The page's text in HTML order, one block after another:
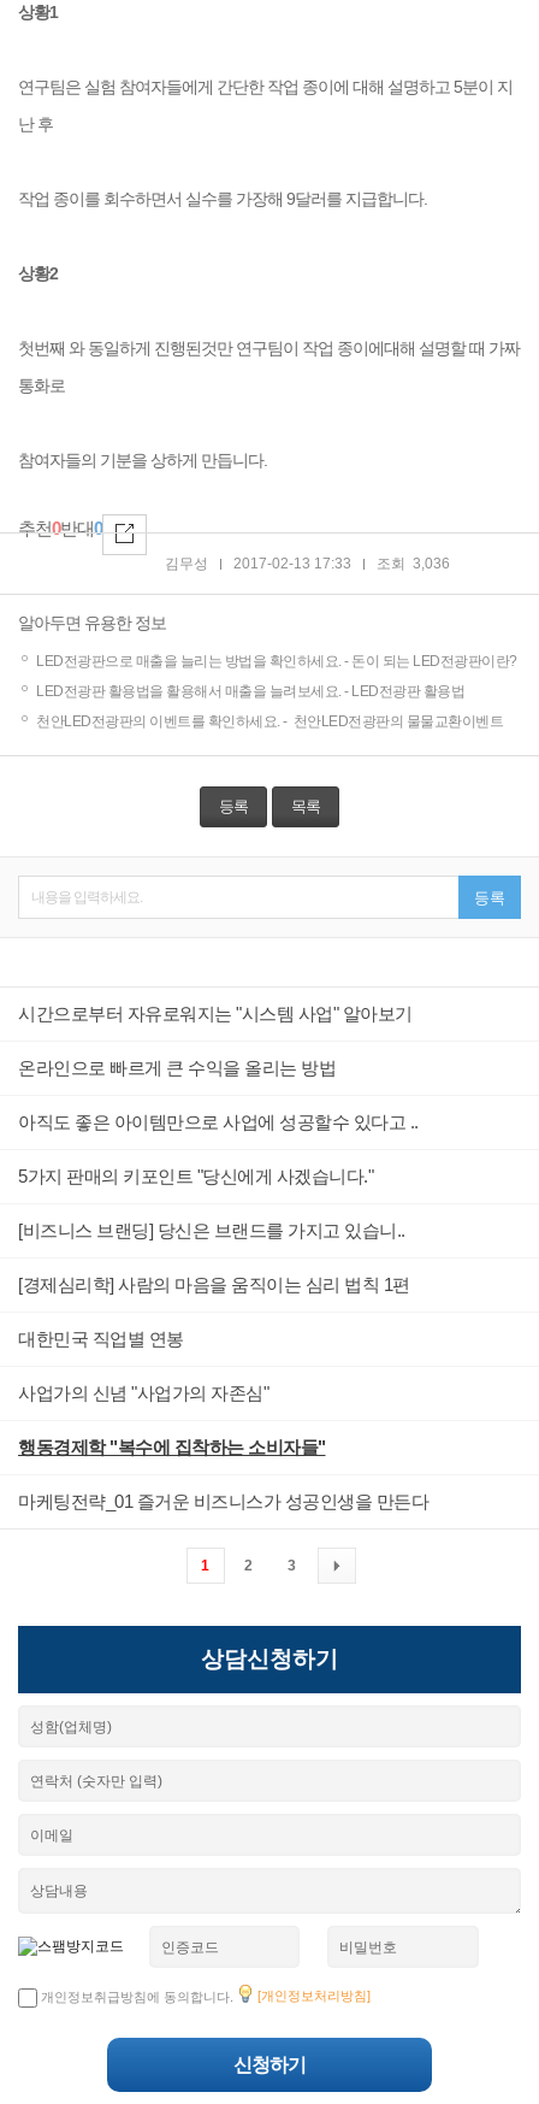
상황1
연구팀은 실험 참여자들에게 간단한 작업 종이에 대해 설명하고 5분이 지
난 후
작업 종이를 회수하면서 실수를 가장해 9달러를 지급합니다.
상황2
첫번째 와 동일하게 진행된것만 연구팀이 작업 종이에대해 설명할 때 가짜
통화로
참여자들의 기분을 상하게 만듭니다.
추천0반대0
김무성 2017-02-13 17:33 조회 3,036
알아두면 유용한 정보
LED전광판으로 매출을 늘리는 방법을 확인하세요. - 돈이 되는 LED전광판이란?
LED전광판 활용법을 활용해서 매출을 늘려보세요. - LED전광판 활용법
천안LED전광판의 이벤트를 확인하세요. - 천안LED전광판의 물물교환이벤트
등록 목록
내용을 입력하세요. 등록
시간으로부터 자유로워지는 "시스템 사업" 알아보기
온라인으로 빠르게 큰 수익을 올리는 방법
아직도 좋은 아이템만으로 사업에 성공할수 있다고 ..
5가지 판매의 키포인트 "당신에게 사겠습니다."
[비즈니스 브랜딩] 당신은 브랜드를 가지고 있습니..
[경제심리학] 사람의 마음을 움직이는 심리 법칙 1편
대한민국 직업별 연봉
사업가의 신념 "사업가의 자존심"
행동경제학 "복수에 집착하는 소비자들"
마케팅전략_01 즐거운 비즈니스가 성공인생을 만든다
1 2 3
상담신청하기
개인정보취급방침에 동의합니다. [개인정보처리방침]